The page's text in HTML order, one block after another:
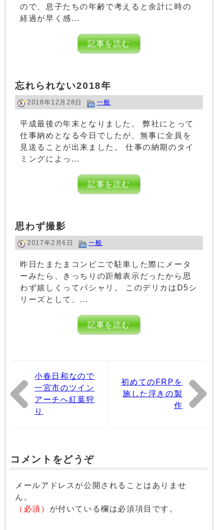
ので、息子たちの年齢で考えると余計に時の
経過が早く感...
記事を読む
忘れられない2018年
2018年12月28日 一般
平成最後の年末となりました。 弊社にとって
仕事納めとなる今日でしたが、無事に全員を
見送ることが出来ました。 仕事の納期のタイ
ミングによっ...
記事を読む
思わず撮影
2017年2月6日 一般
昨日たまたまコンビニで駐車した際にメータ
ーみたら、きっちりの距離表示だったから思
わず嬉しくってパシャリ。 このデリカはD5シ
リーズとして、...
記事を読む
小春日和なので
一宮市のツイン
アーチへ紅葉狩
り
初めてのFRPを
施した浮きの製
作
コメントをどうぞ
メールアドレスが公開されることはありませ
ん。
（必須） が付いている欄は必須項目です。